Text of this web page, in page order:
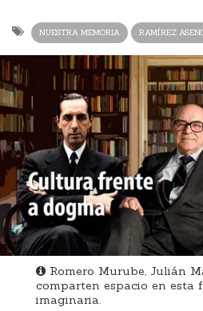
NUESTRA MEMORIA RAMÍREZ
Romero Murube, Julián
comparten espacio en esta
imaginaria.